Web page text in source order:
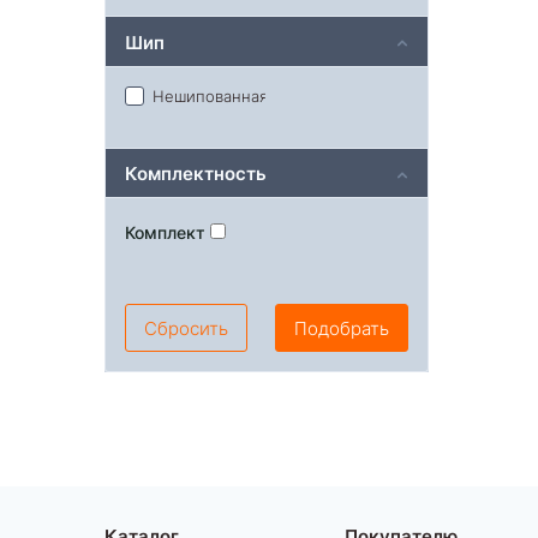
Шип
Нешипованная
Комплектность
Комплект
Сбросить Подобрать